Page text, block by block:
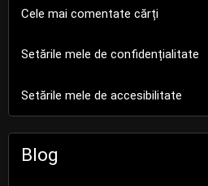
Cele mai comentate cărți
Setările mele de confidențialitate
Setările mele de accesibilitate
Blog